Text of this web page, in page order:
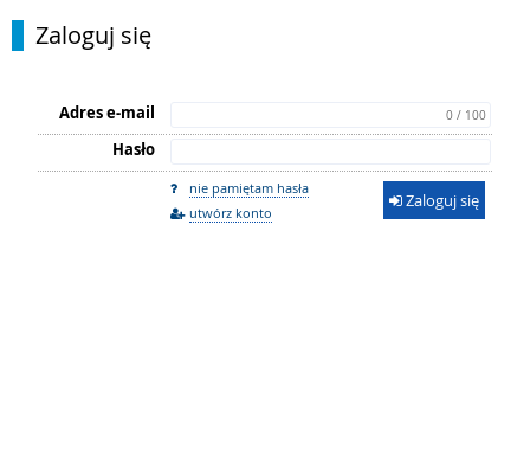
Zaloguj się
Adres e-mail 0 / 100
Hasło
nie pamiętam hasła
utwórz konto
Zaloguj się